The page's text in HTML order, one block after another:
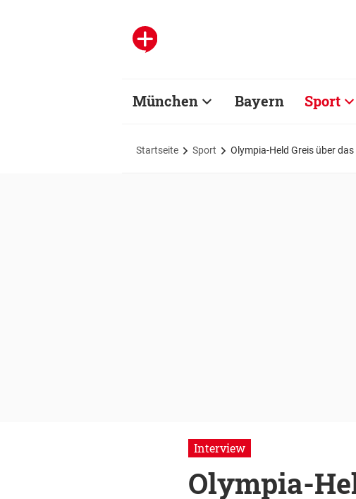
München Bayern Sport
Startseite Sport Olympia-Held Greis über
Interview
Olympia-